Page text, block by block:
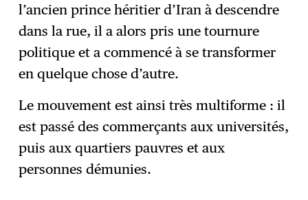
l’ancien prince héritier d’Iran à descendre
dans la rue, il a alors pris une tournure
politique et a commencé à se transformer
en quelque chose d’autre.
Le mouvement est ainsi très multiforme : il
est passé des commerçants aux universités,
puis aux quartiers pauvres et aux
personnes démunies.